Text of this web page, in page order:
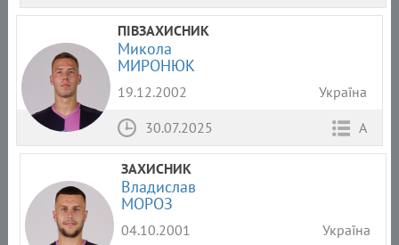
ПІВЗАХИСНИК
Микола
МИРОНЮК
19.12.2002
Україна
30.07.2025
А
ЗАХИСНИК
Владислав
МОРОЗ
04.10.2001
Україна